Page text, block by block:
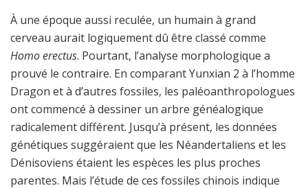
À une époque aussi reculée, un humain à grand
cerveau aurait logiquement dû être classé comme
Homo erectus. Pourtant, l’analyse morphologique a
prouvé le contraire. En comparant Yunxian 2 à l’homme
Dragon et à d’autres fossiles, les paléoanthropologues
ont commencé à dessiner un arbre généalogique
radicalement différent. Jusqu’à présent, les données
génétiques suggéraient que les Néandertaliens et les
Dénisoviens étaient les espèces les plus proches
parentes. Mais l’étude de ces fossiles chinois indique